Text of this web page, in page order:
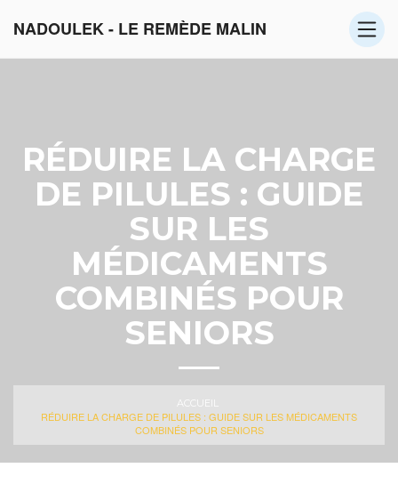
NADOULEK - LE REMÈDE MALIN
RÉDUIRE LA CHARGE
DE PILULES : GUIDE
SUR LES
MÉDICAMENTS
COMBINÉS POUR
SENIORS
ACCUEIL
RÉDUIRE LA CHARGE DE PILULES : GUIDE SUR LES MÉDICAMENTS
COMBINÉS POUR SENIORS